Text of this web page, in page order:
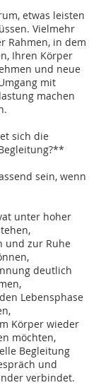
etwas leisten
Vielmehr
Rahmen, in dem
Ihren Körper
und neue
mit
machen
sich die
sein, wenn
unter hoher
und zur Ruhe
deutlich
Lebensphase
Körper wieder
möchten,
Begleitung
und
verbindet.